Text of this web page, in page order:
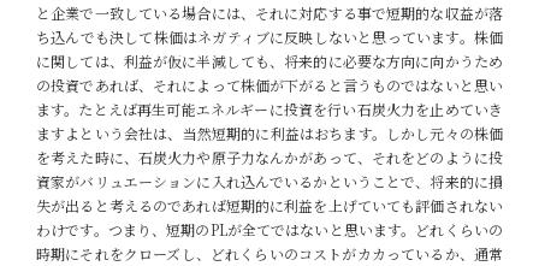
と企業で一致している場合には、それに対応する事で短期的な収益が落
ち込んでも決して株価はネガティブに反映しないと思っています。株価
に関しては、利益が仮に半減しても、将来的に必要な方向に向かうため
の投資であれば、それによって株価が下がると言うものではないと思い
ます。たとえば再生可能エネルギーに投資を行い石炭火力を止めていき
ますよという会社は、当然短期的に利益はおちます。しかし元々の株価
を考えた時に、石炭火力や原子力なんかがあって、それをどのように投
資家がバリュエーションに入れ込んでいるかということで、将来的に損
失が出ると考えるのであれば短期的に利益を上げていても評価されない
わけです。つまり、短期のPLが全てではないと思います。どれくらいの
時期にそれをクローズし、どれくらいのコストがカカっているか、通常